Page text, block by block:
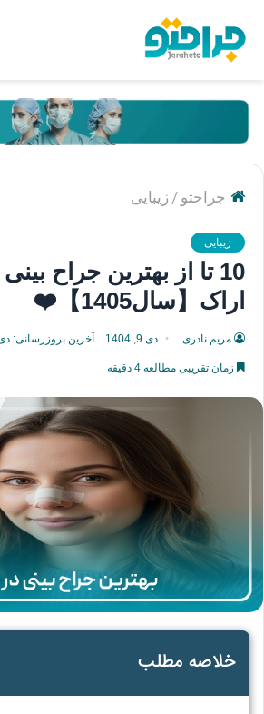
جراحتو / زیبایی
زیبایی
10 تا از بهترین جراح بینی
اراک【سال1405】❤️
مریم نادری دی 9, 1404 آخرین بروزرسانی: دی 10,
زمان تقریبی مطالعه 4 دقیقه
خلاصه مطلب